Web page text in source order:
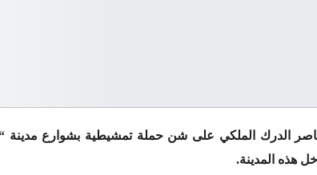
الدرك الملكي على شن حملة تمشيطية بشوارع مدينة
هذه المدينة.